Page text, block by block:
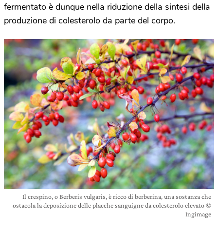
fermentato è dunque nella riduzione della sintesi della
produzione di colesterolo da parte del corpo.
Il crespino, o Berberis vulgaris, è ricco di berberina, una sostanza che
ostacola la deposizione delle placche sanguigne da colesterolo elevato ©
Ingimage